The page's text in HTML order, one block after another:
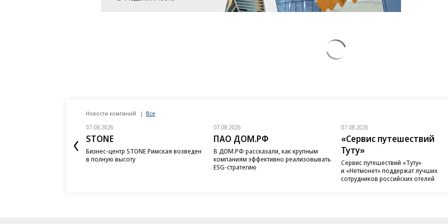
Новости компаний Все
07.08.2026
STONE
Бизнес-центр STONE Римская возведен
в полную высоту
07.08.2026
ПАО ДОМ.РФ
В ДОМ.РФ рассказали, как крупным
компаниям эффективно реализовывать
ESG-стратегию
07.08.2026
«Сервис путешествий
Туту»
Сервис путешествий «Туту»
и «Нетмонет» поддержат лучших
сотрудников российских отелей